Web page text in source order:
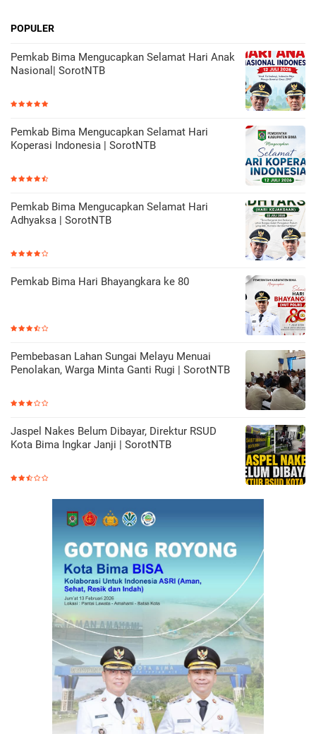
POPULER
Pemkab Bima Mengucapkan Selamat Hari Anak
Nasional| SorotNTB
Pemkab Bima Mengucapkan Selamat Hari
Koperasi Indonesia | SorotNTB
Pemkab Bima Mengucapkan Selamat Hari
Adhyaksa | SorotNTB
Pemkab Bima Hari Bhayangkara ke 80
Pembebasan Lahan Sungai Melayu Menuai
Penolakan, Warga Minta Ganti Rugi | SorotNTB
Jaspel Nakes Belum Dibayar, Direktur RSUD
Kota Bima Ingkar Janji | SorotNTB